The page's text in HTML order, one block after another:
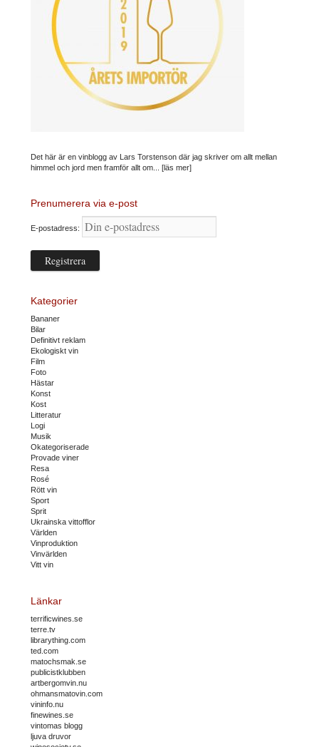
Det här är en vinblogg av Lars Torstenson där jag skriver om allt mellan
himmel och jord men framför allt om... [läs mer]
Prenumerera via e-post
E-postadress:
Kategorier
Bananer
Bilar
Definitivt reklam
Ekologiskt vin
Film
Foto
Hästar
Konst
Kost
Litteratur
Logi
Musik
Okategoriserade
Provade viner
Resa
Rosé
Rött vin
Sport
Sprit
Ukrainska vittofflor
Världen
Vinproduktion
Vinvärlden
Vitt vin
Länkar
terrificwines.se
terre.tv
librarything.com
ted.com
matochsmak.se
publicistklubben
artbergomvin.nu
ohmansmatovin.com
vininfo.nu
finewines.se
vintomas blogg
ljuva druvor